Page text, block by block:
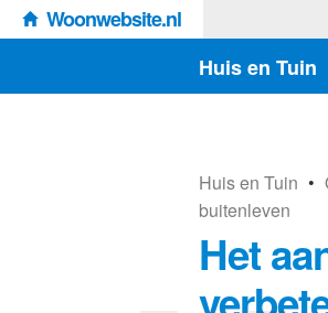
Woonwebsite.nl
Huis en Tuin
Huis en Tuin •
buitenleven
Het